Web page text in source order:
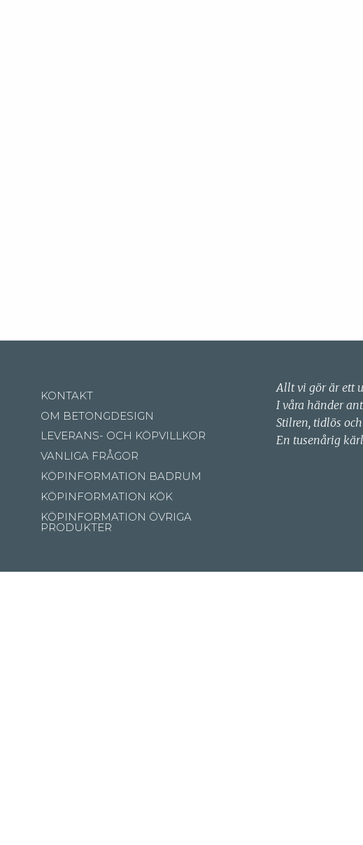
KONTAKT
OM BETONGDESIGN
LEVERANS- OCH KÖPVILLKOR
VANLIGA FRÅGOR
KÖPINFORMATION BADRUM
KÖPINFORMATION KÖK
KÖPINFORMATION ÖVRIGA
PRODUKTER
Allt vi gör är ett
I våra händer
Stilren, tidlös
En tusenårig